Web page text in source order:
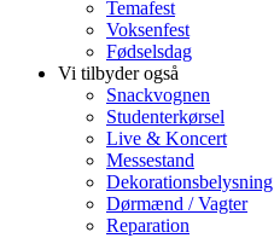
Temafest
Voksenfest
Fødselsdag
Vi tilbyder også
Snackvognen
Studenterkørsel
Live & Koncert
Messestand
Dekorationsbelysning
Dørmænd / Vagter
Reparation